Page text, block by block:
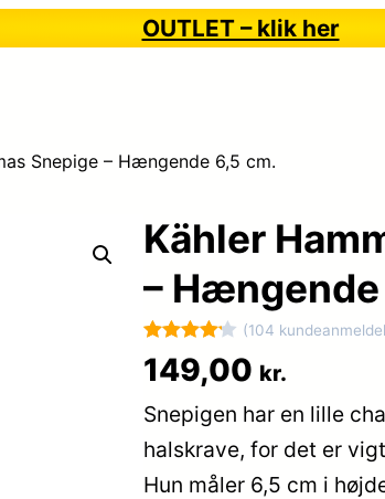
OUTLET – klik her
Snepige – Hængende 6,5 cm.
Kähler
–
Bedømt
som4.2
ud af 5
baseret
104
kundebedø
(104
149,00 kr.
Snepigen har en lille
halskrave, for det er
Hun måler 6,5 cm i